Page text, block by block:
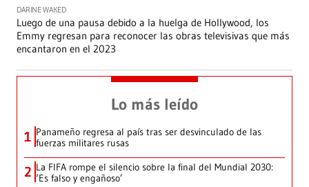
DARINE WAKED
Luego de una pausa debido a la huelga de Hollywood, los
Emmy regresan para reconocer las obras televisivas que más
encantaron en el 2023
Lo más leído
1 Panameño regresa al país tras ser desvinculado de las
fuerzas militares rusas
2 La FIFA rompe el silencio sobre la final del Mundial 2030:
‘Es falso y engañoso’